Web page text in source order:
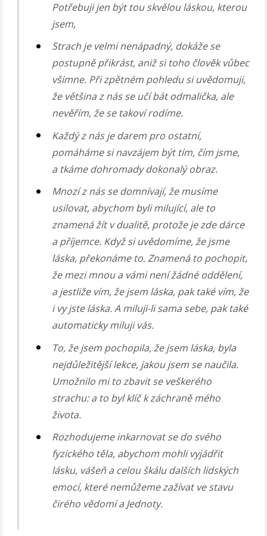
Potřebuji jen být tou skvělou láskou, kterou
jsem,
Strach je velmi nenápadný, dokáže se
postupně přikrást, aniž si toho člověk vůbec
všimne. Při zpětném pohledu si uvědomuji,
že většina z nás se učí bát odmalička, ale
nevěřím, že se takoví rodíme.
Každý z nás je darem pro ostatní,
pomáháme si navzájem být tím, čím jsme,
a tkáme dohromady dokonalý obraz.
Mnozí z nás se domnívají, že musíme
usilovat, abychom byli milující, ale to
znamená žít v dualitě, protože je zde dárce
a příjemce. Když si uvědomíme, že jsme
láska, překonáme to. Znamená to pochopit,
že mezi mnou a vámi není žádné oddělení,
a jestliže vím, že jsem láska, pak také vím, že
i vy jste láska. A miluji-li sama sebe, pak také
automaticky miluji vás.
To, že jsem pochopila, že jsem láska, byla
nejdůležitější lekce, jakou jsem se naučila.
Umožnilo mi to zbavit se veškerého
strachu: a to byl klíč k záchraně mého
života.
Rozhodujeme inkarnovat se do svého
fyzického těla, abychom mohli vyjádřit
lásku, vášeň a celou škálu dalších lidských
emocí, které nemůžeme zažívat ve stavu
čirého vědomí a Jednoty.